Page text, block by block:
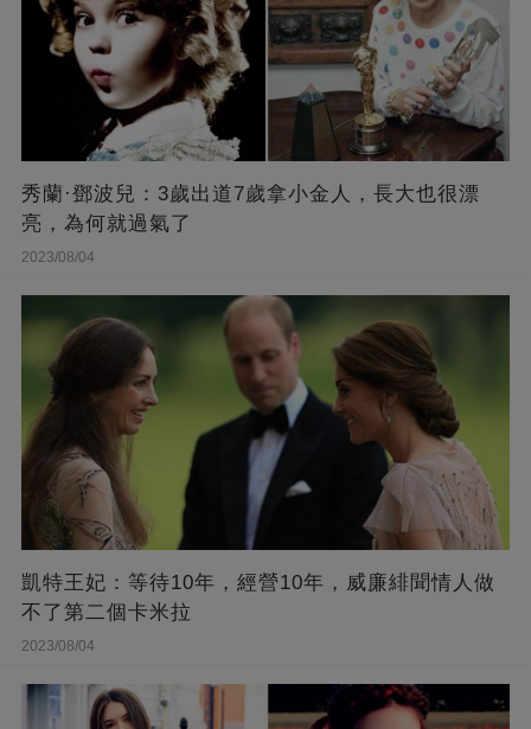
秀蘭·鄧波兒：3歲出道7歲拿小金人，長大也很漂
亮，為何就過氣了
2023/08/04
凱特王妃：等待10年，經營10年，威廉緋聞情人做
不了第二個卡米拉
2023/08/04